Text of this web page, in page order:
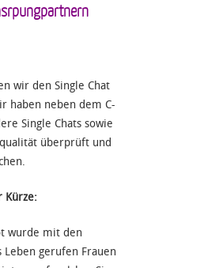
wir den Single Chat
haben neben dem C-
Single Chats sowie
überprüft und
Kürze:
wurde mit den
Leben gerufen Frauen